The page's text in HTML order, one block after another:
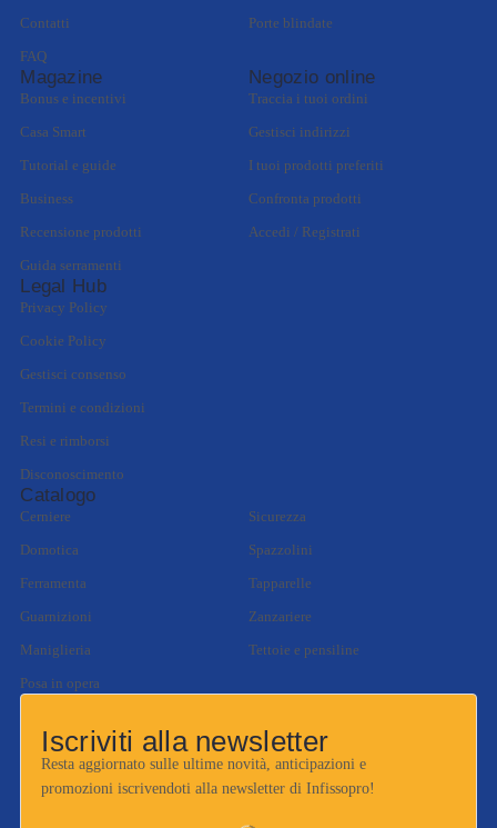
Contatti
FAQ
Porte blindate
Magazine
Bonus e incentivi
Casa Smart
Tutorial e guide
Business
Recensione prodotti
Guida serramenti
Negozio online
Traccia i tuoi ordini
Gestisci indirizzi
I tuoi prodotti preferiti
Confronta prodotti
Accedi / Registrati
Legal Hub
Privacy Policy
Cookie Policy
Gestisci consenso
Termini e condizioni
Resi e rimborsi
Disconoscimento
Catalogo
Cerniere
Domotica
Ferramenta
Guarnizioni
Maniglieria
Posa in opera
Sicurezza
Spazzolini
Tapparelle
Zanzariere
Tettoie e pensiline
Iscriviti alla newsletter
Resta aggiornato sulle ultime novità, anticipazioni e
promozioni iscrivendoti alla newsletter di Infissopro!